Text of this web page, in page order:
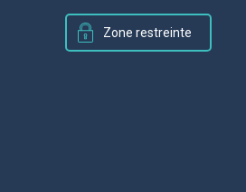
Zone restreinte